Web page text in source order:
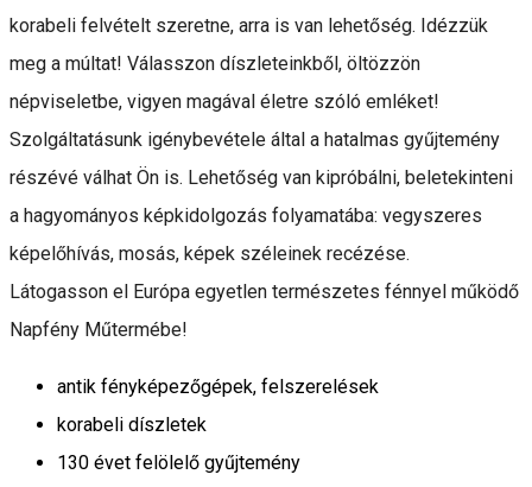
korabeli felvételt szeretne, arra is van lehetőség. Idézzük
meg a múltat! Válasszon díszleteinkből, öltözzön
népviseletbe, vigyen magával életre szóló emléket!
Szolgáltatásunk igénybevétele által a hatalmas gyűjtemény
részévé válhat Ön is. Lehetőség van kipróbálni, beletekinteni
a hagyományos képkidolgozás folyamatába: vegyszeres
képelőhívás, mosás, képek széleinek recézése.
Látogasson el Európa egyetlen természetes fénnyel működő
Napfény Műtermébe!
antik fényképezőgépek, felszerelések
korabeli díszletek
130 évet felölelő gyűjtemény